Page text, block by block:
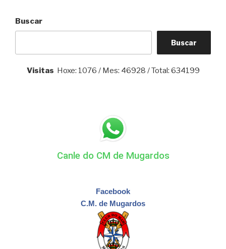
Buscar
Buscar
Visitas Hoxe: 1076 / Mes: 46928 / Total: 634199
Canle do CM de Mugardos
Facebook
C.M. de Mugardos